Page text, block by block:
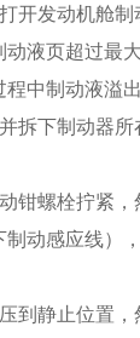
开发动机舱
液页超过最
中制动液溢出
拆下制动器
钳螺栓拧紧，
制动感应线）
到静止位置